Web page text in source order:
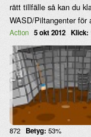
rätt tillfälle så kan du
WASD/Piltangenter för
Action 5 okt 2012 Klick:
872
Betyg: 53%